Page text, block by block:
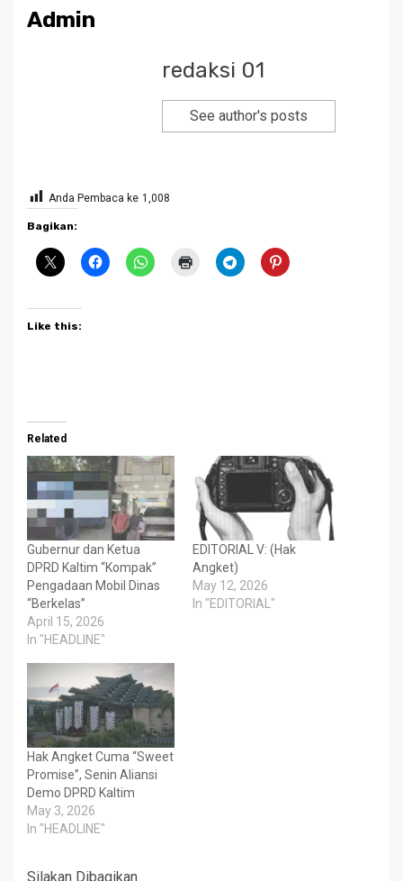
Admin
redaksi 01
See author's posts
Anda Pembaca ke 1,008
Bagikan:
Like this:
Related
Gubernur dan Ketua
DPRD Kaltim “Kompak”
Pengadaan Mobil Dinas
“Berkelas”
April 15, 2026
In "HEADLINE"
EDITORIAL V: (Hak
Angket)
May 12, 2026
In "EDITORIAL"
Hak Angket Cuma “Sweet
Promise”, Senin Aliansi
Demo DPRD Kaltim
May 3, 2026
In "HEADLINE"
Silakan Dibagikan